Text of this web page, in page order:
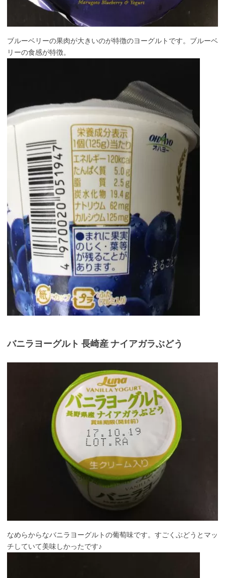
ブルーベリーの果肉が大きいのが特徴のヨーグルトです。ブルーベ
リーの食感が特徴。
バニラヨーグルト 長崎産 ナイアガラぶどう
なめらからなバニラヨーグルトの葡萄味です。すごくぶどうとマッ
チしていて美味しかったです♪